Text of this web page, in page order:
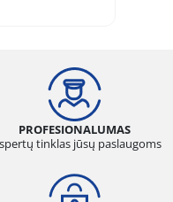
PROFESIONALUMAS
tinklas jūsų paslaugoms